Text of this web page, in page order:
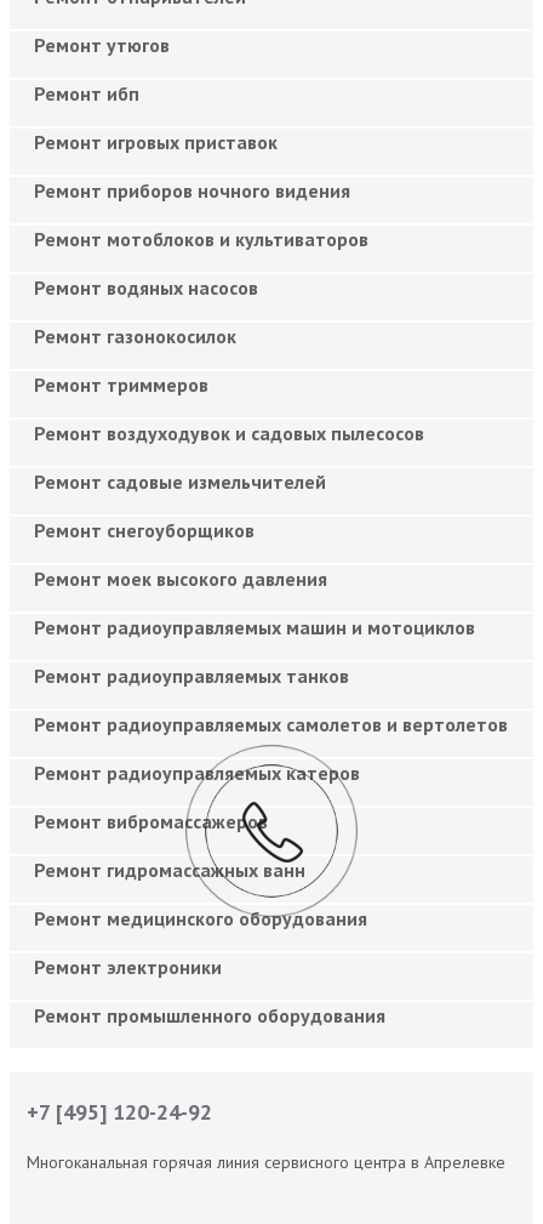
Ремонт утюгов
Ремонт ибп
Ремонт игровых приставок
Ремонт приборов ночного видения
Ремонт мотоблоков и культиваторов
Ремонт водяных насосов
Ремонт газонокосилок
Ремонт триммеров
Ремонт воздуходувок и садовых пылесосов
Ремонт садовые измельчителей
Ремонт снегоуборщиков
Ремонт моек высокого давления
Ремонт радиоуправляемых машин и мотоциклов
Ремонт радиоуправляемых танков
Ремонт радиоуправляемых самолетов и вертолетов
Ремонт радиоуправляемых катеров
Ремонт вибромассажеров
Ремонт гидромассажных ванн
Ремонт медицинского оборудования
Ремонт электроники
Ремонт промышленного оборудования
+7 [495] 120-24-92
Многоканальная горячая линия сервисного центра в Апрелевке